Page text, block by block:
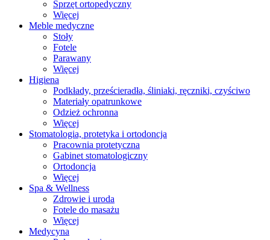
Sprzęt ortopedyczny
Więcej
Meble medyczne
Stoły
Fotele
Parawany
Więcej
Higiena
Podkłady, prześcieradła, śliniaki, ręczniki, czyściwo
Materiały opatrunkowe
Odzież ochronna
Więcej
Stomatologia, protetyka i ortodoncja
Pracownia protetyczna
Gabinet stomatologiczny
Ortodoncja
Więcej
Spa & Wellness
Zdrowie i uroda
Fotele do masażu
Więcej
Medycyna